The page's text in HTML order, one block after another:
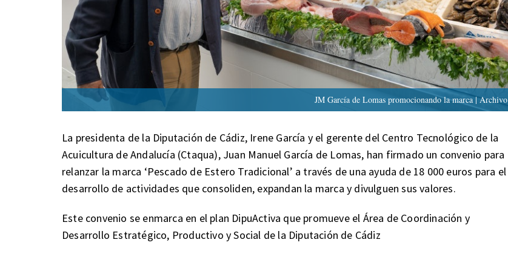
JM García de Lomas promocionando la marca | Archivo
La presidenta de la Diputación de Cádiz, Irene García y el gerente del Centro Tecnológico de la
Acuicultura de Andalucía (Ctaqua), Juan Manuel García de Lomas, han firmado un convenio para
relanzar la marca ‘Pescado de Estero Tradicional’ a través de una ayuda de 18 000 euros para el
desarrollo de actividades que consoliden, expandan la marca y divulguen sus valores.
Este convenio se enmarca en el plan DipuActiva que promueve el Área de Coordinación y
Desarrollo Estratégico, Productivo y Social de la Diputación de Cádiz